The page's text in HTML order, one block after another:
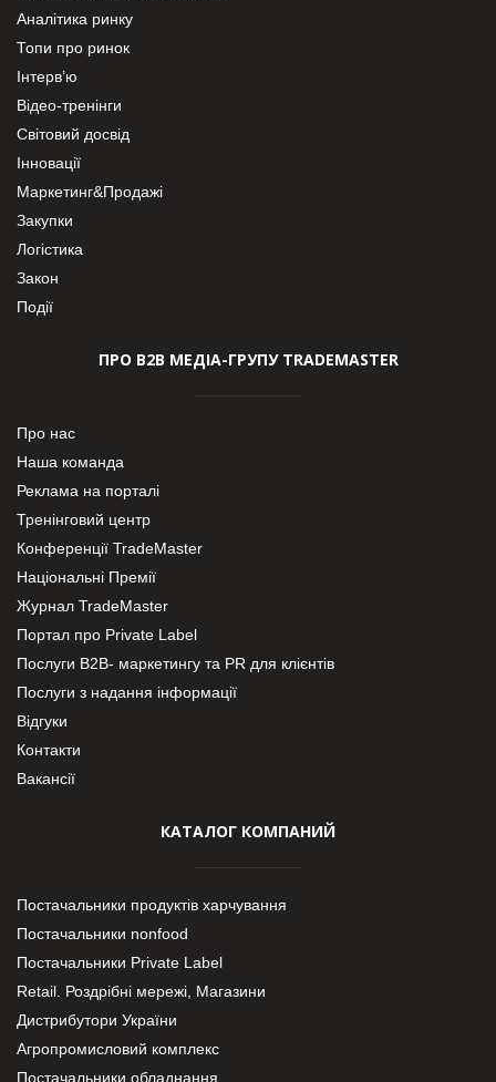
Аналітика ринку
Топи про ринок
Інтерв’ю
Відео-тренінги
Світовий досвід
Інновації
Маркетинг&Продажі
Закупки
Логістика
Закон
Події
ПРО В2В МЕДІА-ГРУПУ TRADEMASTER
Про нас
Наша команда
Реклама на порталі
Тренінговий центр
Конференції TradeMaster
Національні Премії
Журнал TradeMaster
Портал про Private Label
Послуги В2В- маркетингу та PR для клієнтів
Послуги з надання інформації
Відгуки
Контакти
Вакансії
КАТАЛОГ КОМПАНИЙ
Постачальники продуктів харчування
Постачальники nonfood
Постачальники Private Label
Retail. Роздрібні мережі, Магазини
Дистрибутори України
Агропромисловий комплекс
Постачальники обладнання